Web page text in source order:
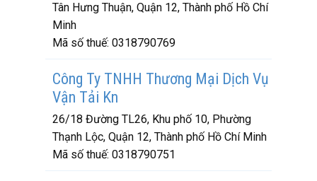
Tân Hưng Thuận, Quận 12, Thành phố Hồ Chí
Minh
Mã số thuế: 0318790769
Công Ty TNHH Thương Mại Dịch Vụ
Vận Tải Kn
26/18 Đường TL26, Khu phố 10, Phường
Thạnh Lộc, Quận 12, Thành phố Hồ Chí Minh
Mã số thuế: 0318790751